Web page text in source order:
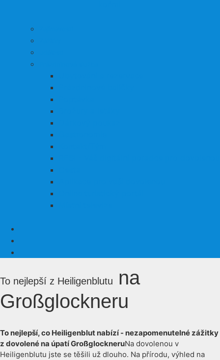
To nejlepší z Heiligenblutu
na
Großglockneru
To nejlepší, co Heiligenblut nabízí - nezapomenutelné zážitky
z dovolené na úpatí GroßglockneruNa dovolenou v
Heiligenblutu jste se těšili už dlouho. Na přírodu, výhled na